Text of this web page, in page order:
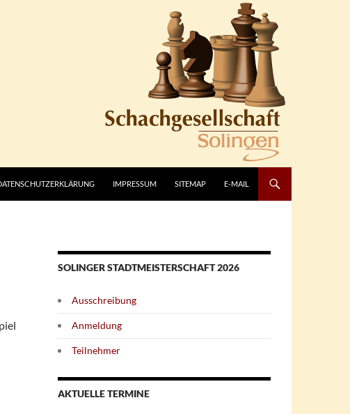
IMPRESSUM SITEMAP E-MAIL
SOLINGER STADTMEISTERSCHAFT 2026
Ausschreibung
Anmeldung
Teilnehmer
AKTUELLE TERMINE